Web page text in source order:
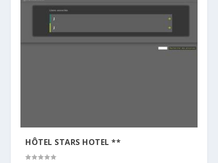
HÔTEL STARS HOTEL **